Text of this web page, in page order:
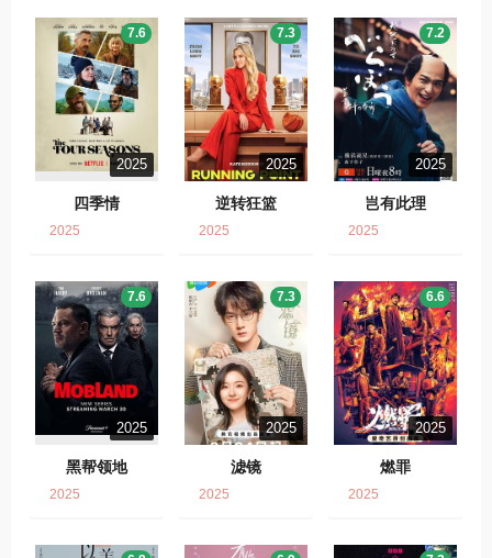
2025
四季情
7.6
2025
2025
逆转狂篮
7.3
2025
2025
岂有此理
7.2
2025
2025
黑帮领地
7.6
2025
2025
滤镜
7.3
2025
2025
燃罪
6.6
2025